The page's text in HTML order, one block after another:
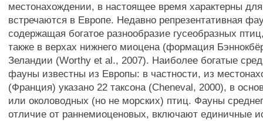
местонахождении, в настоящее время характерны
встречаются в Европе. Недавно репрезентативная
содержащая богатое разнообразие гусеобразных
также в верхах нижнего миоцена (формация
Зеландии (Worthy et al., 2007). Наиболее богатые
фауны известны из Европы: в частности, из
(Франция) указано 22 таксона (Cheneval, 2000), в
или околоводных (но не морских) птиц. Фауны
отличие от раннемиоценовых, включают единичные